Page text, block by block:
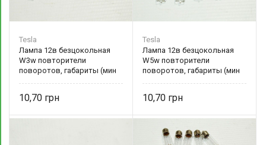
Tesla
Лампа 12в безцокольная
W3w повторители
поворотов, габариты (мин
10,70
Tesla
Лампа 12в безцокольная
W5w повторители
поворотов, габариты (мин
10,70